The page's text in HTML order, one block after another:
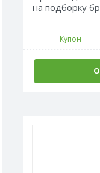
на подборку
Купон